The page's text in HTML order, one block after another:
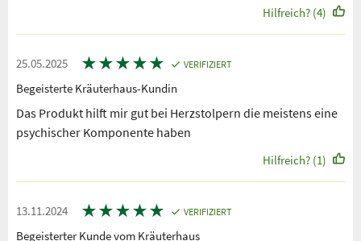
Hilfreich? (4)
25.05.2025 ★★★★★ VERIFIZIERT
Begeisterte Kräuterhaus-Kundin
Das Produkt hilft mir gut bei Herzstolpern die meistens eine
psychischer Komponente haben
Hilfreich? (1)
13.11.2024 ★★★★★ VERIFIZIERT
Begeisterter Kunde vom Kräuterhaus